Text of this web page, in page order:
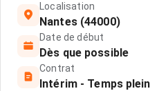
Localisation
Nantes (44000)
Date de début
Dès que possible
Contrat
Intérim - Temps plein